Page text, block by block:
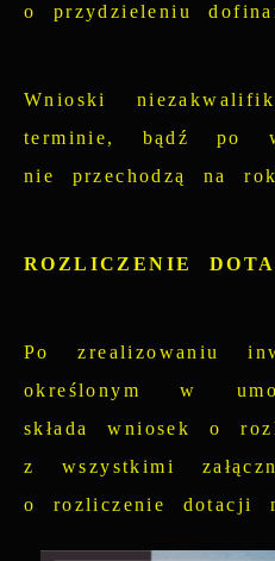
o przydzieleniu
Wnioski
terminie, bądź po
nie przechodzą na
ROZLICZENIE
Po zrealizowaniu
określonym w
składa wniosek o
z wszystkimi
o rozliczenie dotacji